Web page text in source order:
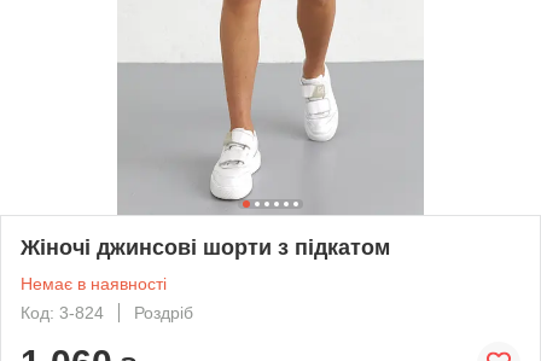
Жіночі джинсові шорти з підкатом
Немає в наявності
Код: 3-824
Роздріб